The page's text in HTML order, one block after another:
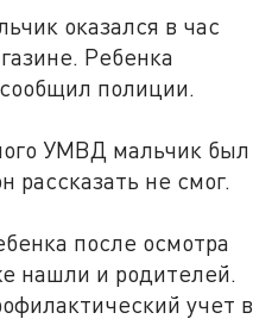
оказался в час
Ребенка
полиции.
УМВД мальчик был
рассказать не смог.
после осмотра
нашли и родителей.
учет в